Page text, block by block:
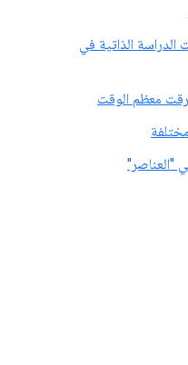
الدراسة الذاتية في
معظم الوقت
"العناصر"